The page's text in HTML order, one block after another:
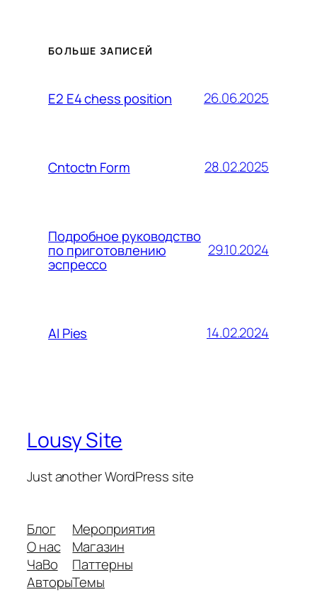
БОЛЬШЕ ЗАПИСЕЙ
E2 E4 chess position 26.06.2025
Cntoctn Form 28.02.2025
Подробное руководство
по приготовлению
эспрессо
29.10.2024
AI Pies 14.02.2024
Lousy Site
Just another WordPress site
Блог
О нас
ЧаВо
Авторы
Мероприятия
Магазин
Паттерны
Темы